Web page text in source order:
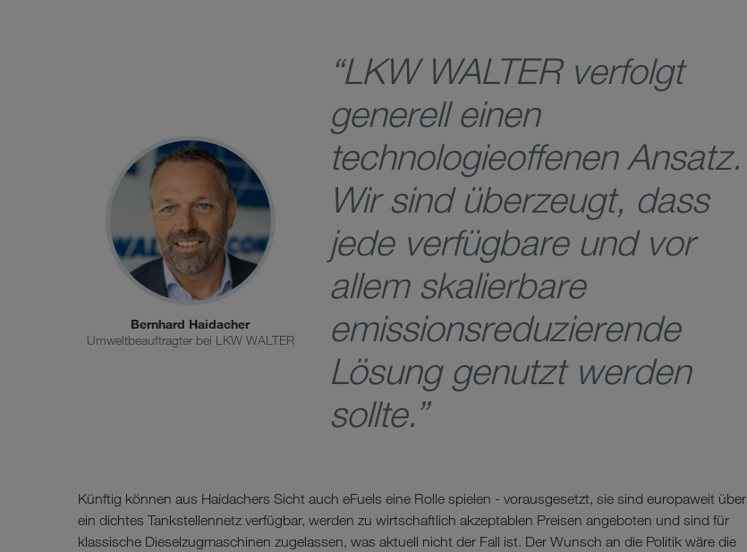
Bernhard Haidacher
Umweltbeauftragter bei LKW WALTER
“LKW WALTER verfolgt
generell einen
technologieoffenen Ansatz.
Wir sind überzeugt, dass
jede verfügbare und vor
allem skalierbare
emissionsreduzierende
Lösung genutzt werden
sollte.”
Künftig können aus Haidachers Sicht auch eFuels eine Rolle spielen - vorausgesetzt, sie sind europaweit über
ein dichtes Tankstellennetz verfügbar, werden zu wirtschaftlich akzeptablen Preisen angeboten und sind für
klassische Dieselzugmaschinen zugelassen, was aktuell nicht der Fall ist. Der Wunsch an die Politik wäre die